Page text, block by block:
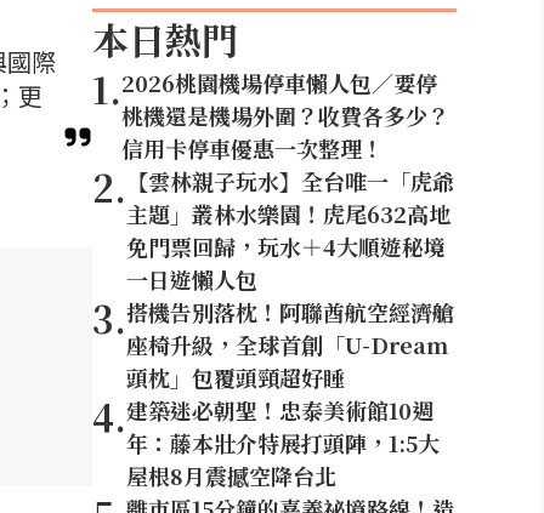
際
更
本日熱門
1.2026桃園機場停車懶人包／要停
桃機還是機場外圍？收費各多少？
信用卡停車優惠一次整理！
2. 【雲林親子玩水】全台唯一「虎爺
主題」叢林水樂園！虎尾632高地
免門票回歸，玩水＋4大順遊秘境
一日遊懶人包
3.搭機告別落枕！阿聯酋航空經濟艙
座椅升級，全球首創「U-Dream
頭枕」包覆頭頸超好睡
4.建築迷必朝聖！忠泰美術館10週
年：藤本壯介特展打頭陣，1:5大
屋根8月震撼空降台北